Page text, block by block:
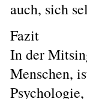
auch, sich
Fazit
In der
Menschen,